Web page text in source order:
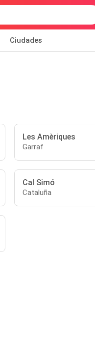
Ciudades
Les Amèriques
Garraf
Cal Simó
Cataluña